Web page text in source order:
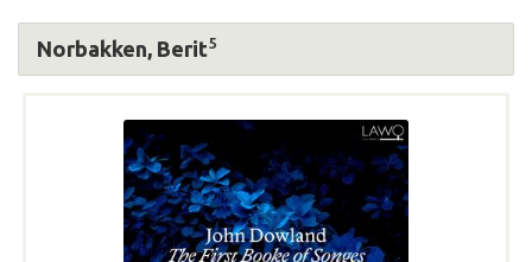
Norbakken, Berit5